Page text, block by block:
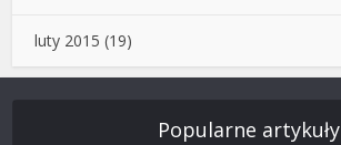
luty 2015 (19)
Popularne artykuły